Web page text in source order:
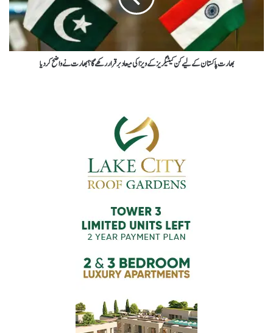
بھارت پاکستان کے لیے کن کیٹیگریز کے ویزا کی میعاد برقرار رکھے گا ؟ بھارت نے واضح کردیا